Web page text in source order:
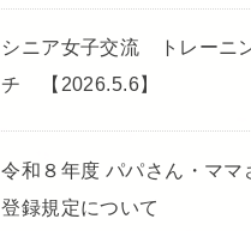
シニア女子交流 トレーニ
チ 【2026.5.6】
令和８年度 パパさん・ママ
登録規定について